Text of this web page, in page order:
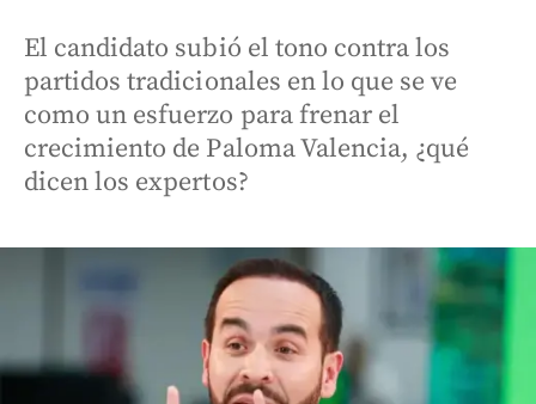
El candidato subió el tono contra los
partidos tradicionales en lo que se ve
como un esfuerzo para frenar el
crecimiento de Paloma Valencia, ¿qué
dicen los expertos?